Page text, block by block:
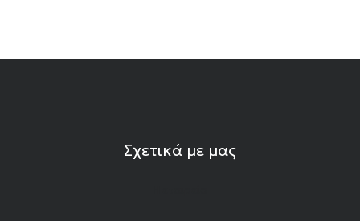
Σχετικά με μας